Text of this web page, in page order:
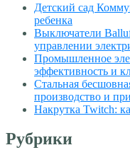
Детский сад
ребенка
Выключатели
управлении
Промышленное
эффективность и
Стальная
производство и
Накрутка Twitch:
Рубрики